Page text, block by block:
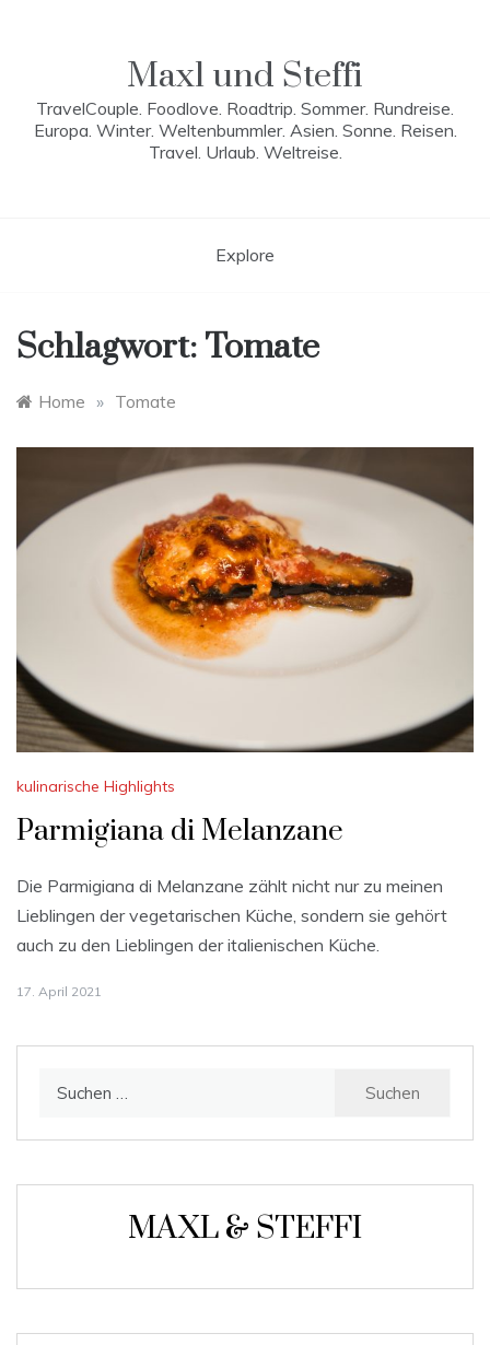
Maxl und Steffi
TravelCouple. Foodlove. Roadtrip. Sommer. Rundreise.
Europa. Winter. Weltenbummler. Asien. Sonne. Reisen.
Travel. Urlaub. Weltreise.
Explore
Schlagwort: Tomate
Home » Tomate
kulinarische Highlights
Parmigiana di Melanzane
Die Parmigiana di Melanzane zählt nicht nur zu meinen
Lieblingen der vegetarischen Küche, sondern sie gehört
auch zu den Lieblingen der italienischen Küche.
17. April 2021
MAXL & STEFFI